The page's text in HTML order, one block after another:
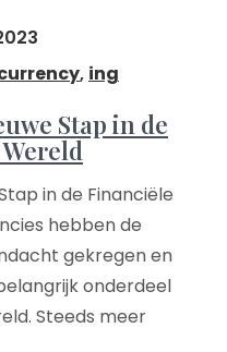
, ing
Stap in de
in de Financiële
hebben de
gekregen en
onderdeel
Steeds meer